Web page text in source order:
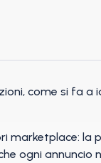
come si fa a
marketplace:
ogni annuncio